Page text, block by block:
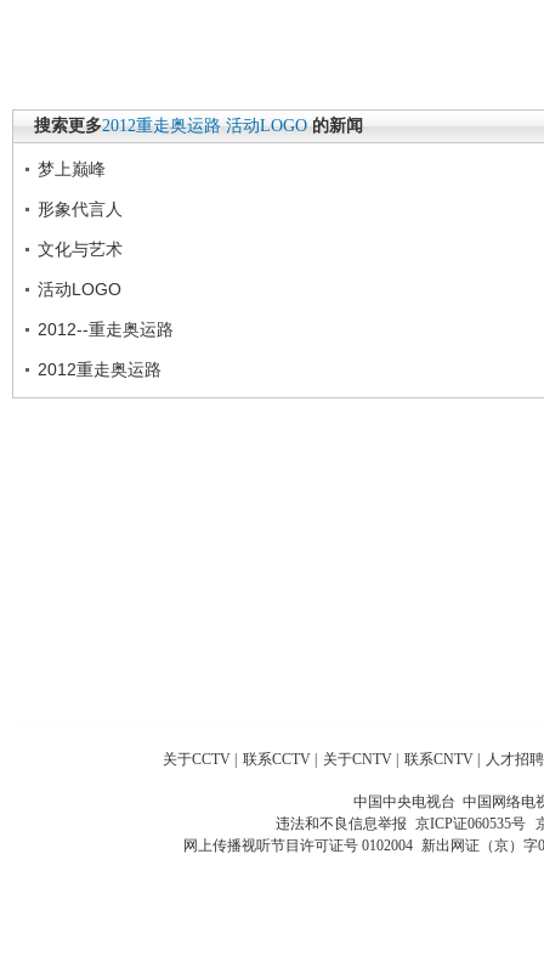
搜索更多2012重走奥运路 活动LOGO 的新闻
梦上巅峰
形象代言人
文化与艺术
活动LOGO
2012--重走奥运路
2012重走奥运路
关于CCTV 联系CCTV 关于CNTV 联系CNTV 人才招聘
中国中央电视台 中国网络电
违法和不良信息举报 京ICP证060535号
网上传播视听节目许可证号 0102004 新出网证（京）